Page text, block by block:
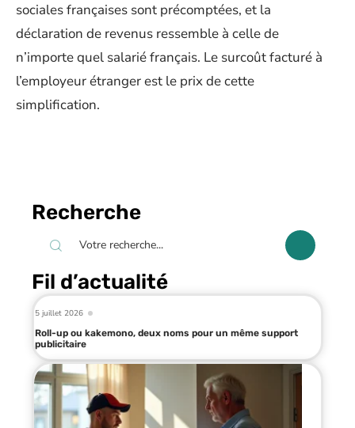
sociales françaises sont précomptées, et la
déclaration de revenus ressemble à celle de
n’importe quel salarié français. Le surcoût facturé à
l’employeur étranger est le prix de cette
simplification.
Recherche
Fil d’actualité
5 juillet 2026
Roll-up ou kakemono, deux noms pour un même support
publicitaire